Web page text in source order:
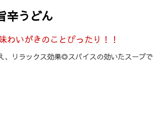
辛うどん
わいがきのことぴったり！！
、リラックス効果◎スパイスの効いたスープで